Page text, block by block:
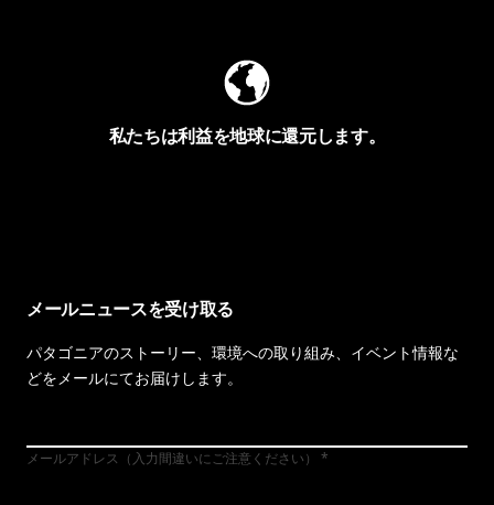
私たちは利益を地球に還元します。
メールニュースを受け取る
パタゴニアのストーリー、環境への取り組み、イベント情報な
どをメールにてお届けします。
メールアドレス（入力間違いにご注意ください）